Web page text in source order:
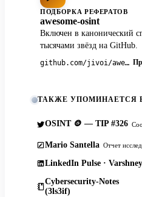
ПОДБОРКА РЕФЕРАТОВ
awesome-osint
Включен в канонический
тысячами звёзд на GitHub.
github.com/jivoi/awesome-osint
ТАКЖЕ УПОМИНАЕТСЯ
OSINT 🪙 — TIP #326
Mario Santella Отчет
LinkedIn Pulse · Varshney
Cybersecurity-Notes
(3ls3if)